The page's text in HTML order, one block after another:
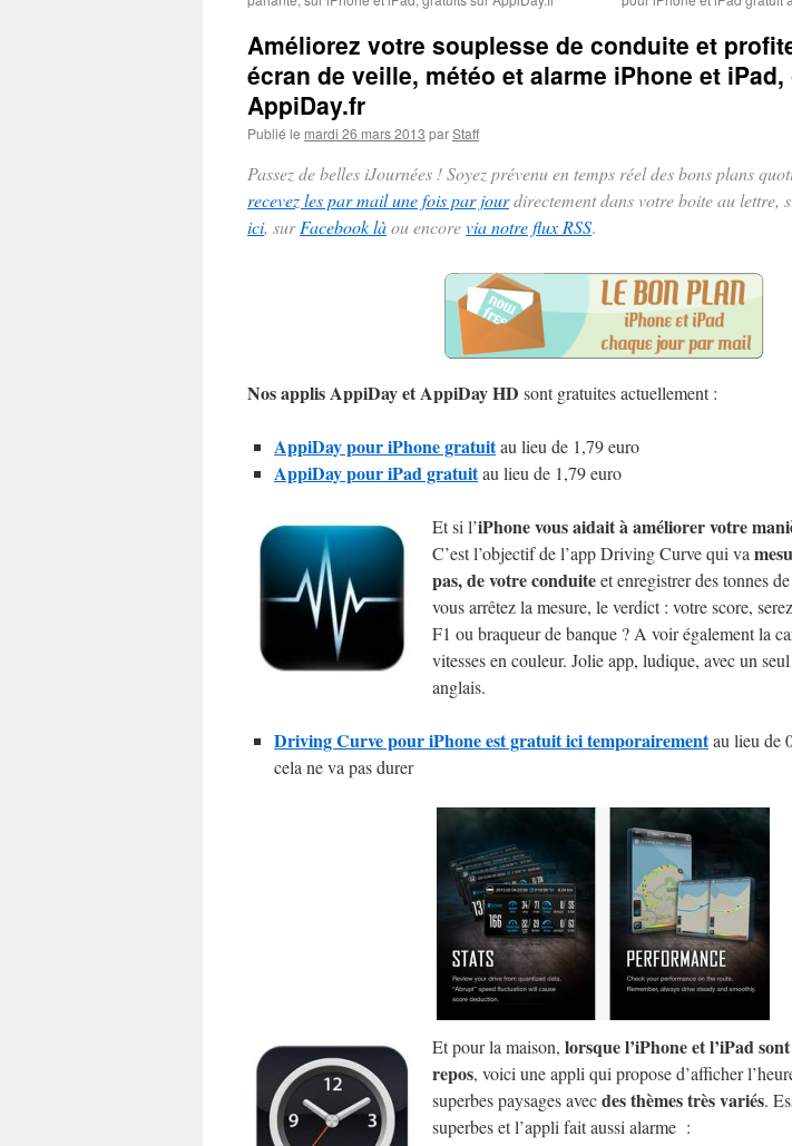
Améliorez votre souplesse de conduite et
écran de veille, météo et alarme iPhone et
AppiDay.fr
Publié le mardi 26 mars 2013 parStaff
Passez de belles iJournées ! Soyez prévenu en temps réel des bons plans
recevez les par mail une fois par jourdirectement dans votre boite au lettre,
ici, surFacebook làou encorevia notre flux RSS.
Nos applis AppiDay et AppiDay HD sont gratuites actuellement :
AppiDay pour iPhone gratuitau lieu de 1,79 euro
AppiDay pour iPad gratuitau lieu de 1,79 euro
Et si l’iPhone vous aidait à améliorer votre
C’est l’objectif de l’app Driving Curve qui va
pas, de votre conduiteet enregistrer des tonnes
vous arrêtez la mesure, le verdict : votre score,
F1 ou braqueur de banque ? A voir également la
vitesses en couleur. Jolie app, ludique, avec un
anglais.
Driving Curve pour iPhone est gratuit ici temporairementau lieu de
cela ne va pas durer
Et pour la maison, lorsque l’iPhone et l’iPad
repos, voici une appli qui propose d’afficher
superbes paysages avecdes thèmes très variés.
superbes et l’appli fait aussi alarme :